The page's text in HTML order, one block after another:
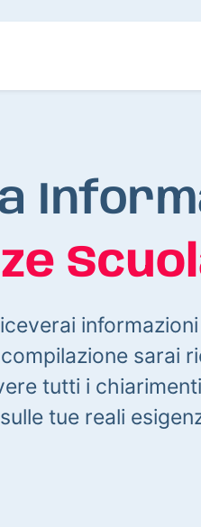
sarai
tutti i
tue reali